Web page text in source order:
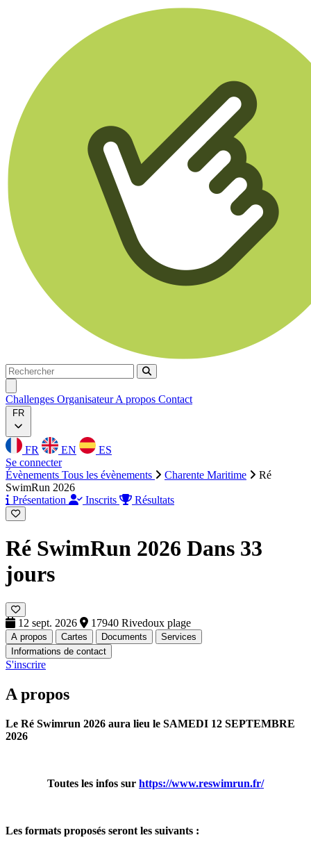
Rechercher
Rechercher
Challenges OrganisateurA propos Contact
FR
FR EN
ES
Se connecter
Évènements Tous les évènements Charente Maritime
Ré
SwimRun 2026
Présentation
Inscrits Résultats
Ré SwimRun 2026 Dans 33
jours
12 sept. 2026 17940 Rivedoux plage
A propos Cartes Documents
Services
Informations de contact
S'inscrire
A propos
Le Ré Swimrun 2026 aura lieu le SAMEDI 12 SEPTEMBRE
2026
Toutes les infos sur https://www.reswimrun.fr/
Les formats proposés seront les suivants :